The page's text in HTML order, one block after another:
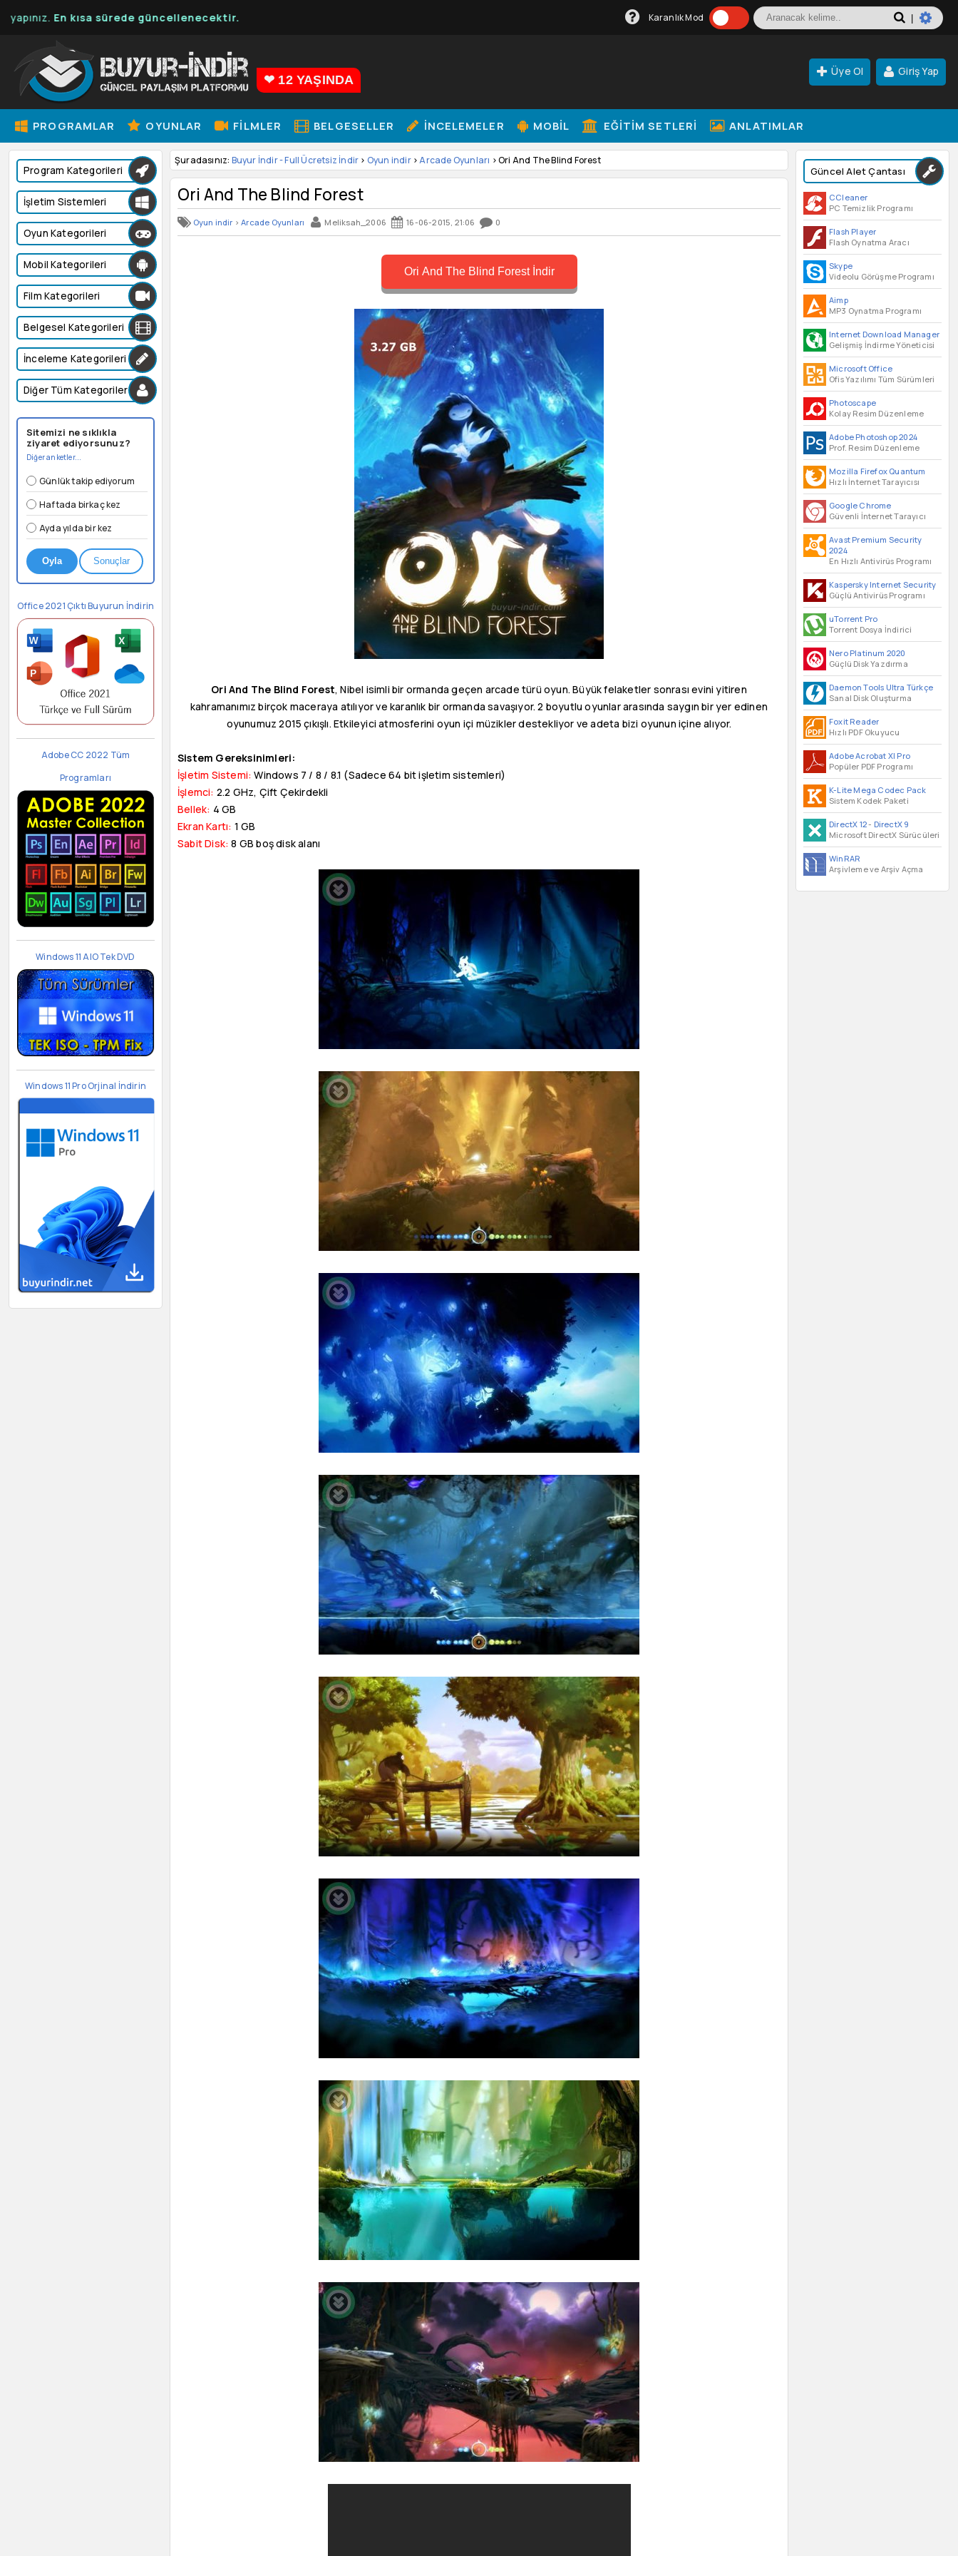
sürede güncellenecektir. Karanlık Mod
❤ 12 YAŞINDA
Üye Ol Giriş Yap
PROGRAMLAR OYUNLAR FILMLER BELGESELLER İNCELEMELER MOBIL EĞITIM SETLERI ANLATIMLAR
Güncel Alet Çantası
CCleaner
PC Temizlik Programı
Flash Player
Flash Oynatma Aracı
Skype
Videolu Görüşme Programı
Aimp
MP3 Oynatma Programı
Internet Download Manager
Gelişmiş İndirme Yöneticisi
Microsoft Office
Ofis Yazılımı Tüm Sürümleri
Photoscape
Kolay Resim Düzenleme
Adobe Photoshop 2024
Prof. Resim Düzenleme
Mozilla Firefox Quantum
Hızlı İnternet Tarayıcısı
Google Chrome
Güvenli İnternet Tarayıcı
Avast Premium Security
2024
En Hızlı Antivirüs Programı
Kaspersky Internet Security
Güçlü Antivirüs Programı
uTorrent Pro
Torrent Dosya İndirici
Nero Platinum 2020
Güçlü Disk Yazdırma
Daemon Tools Ultra Türkçe
Sanal Disk Oluşturma
Foxit Reader
Hızlı PDF Okuyucu
Adobe Acrobat XI Pro
Popüler PDF Programı
K-Lite Mega Codec Pack
Sistem Kodek Paketi
DirectX 12- DirectX 9
Microsoft DirectX Sürücüleri
WinRAR
Arşivleme ve Arşiv Açma
Program Kategorileri
İşletim Sistemleri
Oyun Kategorileri
Mobil Kategorileri
Film Kategorileri
Belgesel Kategorileri
İnceleme Kategorileri
Diğer Tüm Kategoriler
Sitemizi ne sıklıkla
ziyaret ediyorsunuz?
Diğer anketler...
Günlük takip ediyorum
Haftada birkaç kez
Ayda yılda bir kez
Oyla Sonuçlar
Office 2021 Çıktı Buyurun İndirin
Adobe CC 2022 Tüm
Programları
Windows 11 AIO Tek DVD
Windows 11 Pro Orjinal İndirin
Şuradasınız: Buyur İndir - Full Ücretsiz İndir > Oyun indir>Arcade Oyunları > Ori And The Blind Forest
Ori And The Blind Forest
Oyun indir >Arcade Oyunları Meliksah_2006 16-06-2015, 21:06 0
Ori And The Blind Forest İndir
Ori And The Blind Forest, Nibel isimli bir ormanda geçen arcade türü oyun. Büyük felaketler sonrası evini yitiren
kahramanımız birçok maceraya atılıyor ve karanlık bir ormanda savaşıyor. 2 boyutlu oyunlar arasında saygın bir yer edinen
oyunumuz 2015 çıkışlı. Etkileyici atmosferini oyun içi müzikler destekliyor ve adeta bizi oyunun içine alıyor.
Sistem Gereksinimleri:
İşletim Sistemi: Windows 7 / 8 / 8.1 (Sadece 64 bit işletim sistemleri)
İşlemci: 2.2 GHz, Çift Çekirdekli
Bellek: 4 GB
Ekran Kartı: 1 GB
Sabit Disk: 8 GB boş disk alanı